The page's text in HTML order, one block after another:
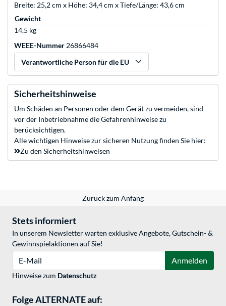
Breite: 25,2 cm x Höhe: 34,4 cm x Tiefe/Länge: 43,6 cm
Gewicht
14,5 kg
WEEE-Nummer 26866484
Verantwortliche Person für die EU
Sicherheitshinweise
Um Schäden an Personen oder dem Gerät zu vermeiden, sind
vor der Inbetriebnahme die Gefahrenhinweise zu
berücksichtigen.
Alle wichtigen Hinweise zur sicheren Nutzung finden Sie hier:
Zu den Sicherheitshinweisen
Zurück zum Anfang
Stets informiert
In unserem Newsletter warten exklusive Angebote, Gutschein- &
Gewinnspielaktionen auf Sie!
Anmelden
Hinweise zum Datenschutz
Folge ALTERNATE auf: